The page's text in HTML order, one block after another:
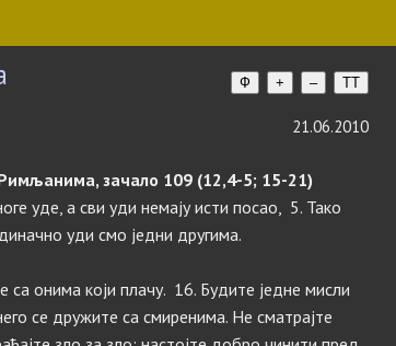
Ф + – TT
21.06.2010
зачало 109 (12,4-5; 15-21)
уде, а сви уди немају исти посао, 5. Тако
уди смо једни другима.
са онима који плачу. 16. Будите једне мисли
се дружите са смиренима. Не сматрајте